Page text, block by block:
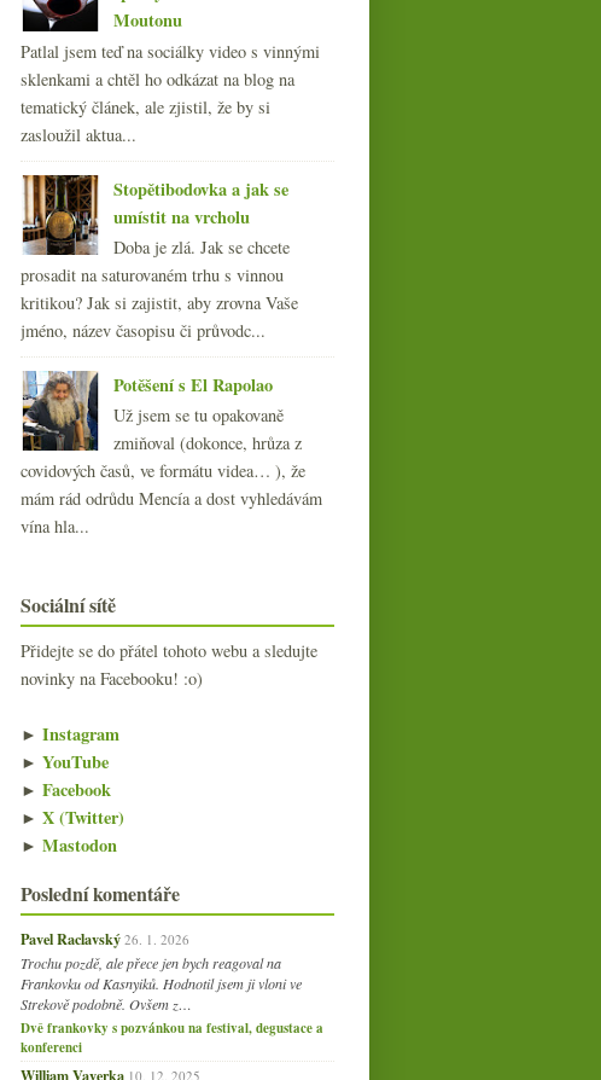
Moutonu
Patlal jsem teď na sociálky video s vinnými
sklenkami a chtěl ho odkázat na blog na
tematický článek, ale zjistil, že by si
zasloužil aktua...
Stopětibodovka a jak se
umístit na vrcholu
Doba je zlá. Jak se chcete
prosadit na saturovaném trhu s vinnou
kritikou? Jak si zajistit, aby zrovna Vaše
jméno, název časopisu či průvodc...
Potěšení s El Rapolao
Už jsem se tu opakovaně
zmiňoval (dokonce, hrůza z
covidových časů, ve formátu videa… ), že
mám rád odrůdu Mencía a dost vyhledávám
vína hla...
Sociální sítě
Přidejte se do přátel tohoto webu a sledujte
novinky na Facebooku! :o)
► Instagram
► YouTube
► Facebook
► X (Twitter)
► Mastodon
Poslední komentáře
Pavel Raclavský 26. 1. 2026
Trochu pozdě, ale přece jen bych reagoval na
Frankovku od Kasnyiků. Hodnotil jsem ji vloni ve
Strekově podobně. Ovšem z…
Dvě frankovky s pozvánkou na festival, degustace a
konferenci
William Vaverka 10. 12. 2025